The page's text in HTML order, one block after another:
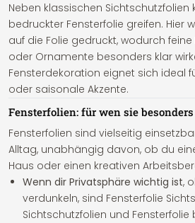
Neben klassischen
bedruckter Fensterfolie greifen. Hier
auf die Folie gedruckt, wodurch
oder Ornamente besonders klar
Fensterdekoration eignet sich ideal
oder saisonale Akzente.
Fensterfolien: für wen sie
Fensterfolien sind vielseitig
Alltag, unabhängig davon, ob du
Haus oder einen kreativen
Wenn dir Privatsphäre wichtig ist,
verdunkeln, sind Fensterfolie
Sichtschutzfolien und